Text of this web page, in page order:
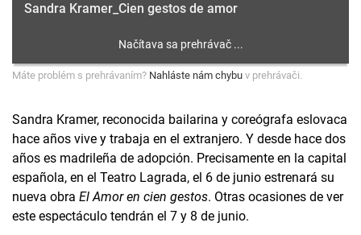
Sandra Kramer_Cien gestos de amor
Máte problém s prehrávaním? Nahláste nám chybu v prehrávači.
Sandra Kramer, reconocida bailarina y coreógrafa eslovaca
hace años vive y trabaja en el extranjero. Y desde hace dos
años es madrileña de adopción. Precisamente en la capital
española, en el Teatro Lagrada, el 6 de junio estrenará su
nueva obra El Amor en cien gestos. Otras ocasiones de ver
este espectáculo tendrán el 7 y 8 de junio.